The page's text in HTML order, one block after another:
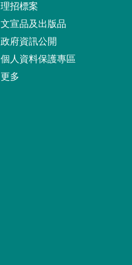
理招標案
文宣品及出版品
政府資訊公開
個人資料保護專區
更多